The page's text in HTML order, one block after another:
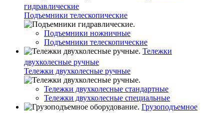
гидравлические
Подъемники телескопические
Подъемники ножничные
Подъемники телескопические
Тележки
двухколесные ручные
Тележки двухколесные ручные
Тележки двухколесные стандартные
Тележки двухколесные специальные
Грузоподъемное